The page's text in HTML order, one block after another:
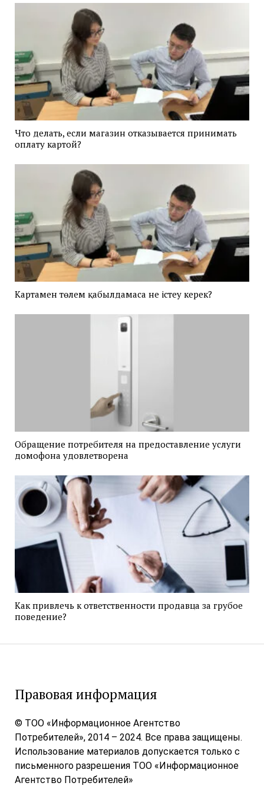
Что делать, если магазин отказывается принимать
оплату картой?
Картамен төлем қабылдамаса не істеу керек?
Обращение потребителя на предоставление услуги
домофона удовлетворена
Как привлечь к ответственности продавца за грубое
поведение?
Правовая информация
© ТОО «Информационное Агентство
Потребителей», 2014 – 2024. Все права защищены.
Использование материалов допускается только с
письменного разрешения ТОО «Информационное
Агентство Потребителей»